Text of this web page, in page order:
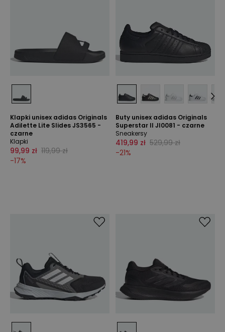
Klapki unisex adidas Originals
Adilette Lite Slides JS3565 -
czarne
Klapki
99,99 zł 119,99 zł
-17%
Buty unisex adidas Originals
Superstar II JI0081 - czarne
Sneakersy
419,99 zł 529,99 zł
-21%